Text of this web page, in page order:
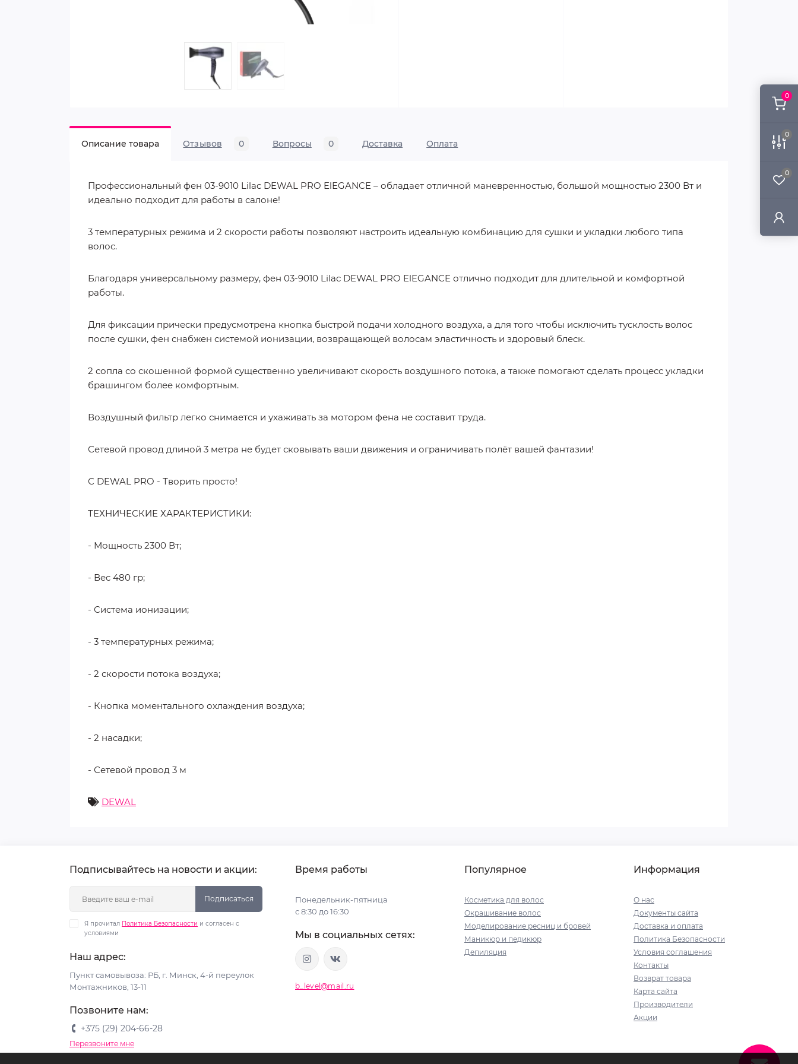
0
0
0
Описание товара Отзывов 0 Вопросы 0 Доставка Оплата
Профессиональный фен 03-9010 Lilac DEWAL PRO ElEGANCE – обладает отличной маневренностью, большой мощностью 2300 Вт и
идеально подходит для работы в салоне!
3 температурных режима и 2 скорости работы позволяют настроить идеальную комбинацию для сушки и укладки любого типа
волос.
Благодаря универсальному размеру, фен 03-9010 Lilac DEWAL PRO ElEGANCE отлично подходит для длительной и комфортной
работы.
Для фиксации прически предусмотрена кнопка быстрой подачи холодного воздуха, а для того чтобы исключить тусклость волос
после сушки, фен снабжен системой ионизации, возвращающей волосам эластичность и здоровый блеск.
2 сопла со скошенной формой существенно увеличивают скорость воздушного потока, а также помогают сделать процесс укладки
брашингом более комфортным.
Воздушный фильтр легко снимается и ухаживать за мотором фена не составит труда.
Сетевой провод длиной 3 метра не будет сковывать ваши движения и ограничивать полёт вашей фантазии!
С DEWAL PRO - Творить просто!
ТЕХНИЧЕСКИЕ ХАРАКТЕРИСТИКИ:
- Мощность 2300 Вт;
- Вес 480 гр;
- Система ионизации;
- 3 температурных режима;
- 2 скорости потока воздуха;
- Кнопка моментального охлаждения воздуха;
- 2 насадки;
- Сетевой провод 3 м
DEWAL
Подписывайтесь на новости и акции:
Подписаться
Я прочитал Политика Безопасности и согласен с
условиями
Наш адрес:
Пункт самовывоза: РБ, г. Минск, 4-й переулок
Монтажников, 13-11
Позвоните нам:
+375 (29) 204-66-28
Перезвоните мне
Время работы
Понедельник-пятница
с 8:30 до 16:30
Мы в социальных сетях:
b_level@mail.ru
Популярное
Косметика для волос
Окрашивание волос
Моделирование ресниц и бровей
Маникюр и педикюр
Депиляция
Информация
О нас
Документы сайта
Доставка и оплата
Политика Безопасности
Условия соглашения
Контакты
Возврат товара
Карта сайта
Производители
Акции